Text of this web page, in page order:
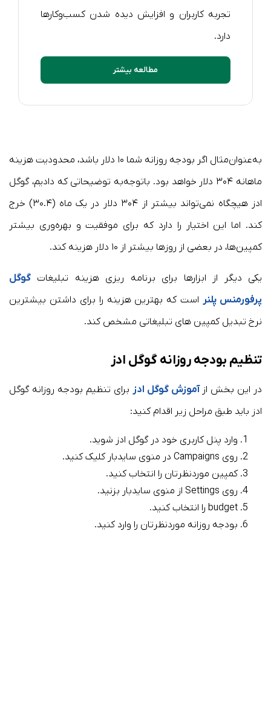
تجربه کاربران و افزایش دیده شدن کسب‌وکارها
دارد.
مطالعه بیشتر
به‌عنوان‌مثال اگر بودجه روزانه شما ۱۰ دلار باشد، محدودیت هزینه
ماهانه ۳۰۴ دلار خواهد بود. باتوجه‌به توضیحاتی که دادیم، گوگل
ادز هیچگاه نمی‌تواند بیشتر از ۳۰۴ دلار در یک ماه (۳۰.۴) خرج
کند. اما این اختیار را دارد که برای موفقیت و بهره‌وری بیشتر
کمپین‌ها، در بعضی از روزها بیشتر از ۱۰ دلار هزینه کند.
یکی دیگر از ابزارها برای برنامه ریزی هزینه تبلیغات گوگل
پرفورمنس پلنراست که بهترین هزینه را برای داشتن بیشترین
نرخ تبدیل کمپین های تبلیغاتی مشخص کند.
تنظیم بودجه روزانه گوگل ادز
در این بخش از آموزش گوگل ادز برای تنظیم بودجه روزانه گوگل
ادز باید طبق مراحل زیر اقدام کنید:
وارد پنل کاربری خود در گوگل ادز شوید.
روی Campaigns در منوی سایدبار کلیک کنید.
کمپین موردنظرتان را انتخاب کنید.
روی Settings از منوی سایدبار بزنید.
budget را انتخاب کنید.
بودجه روزانه موردنظرتان را وارد کنید.